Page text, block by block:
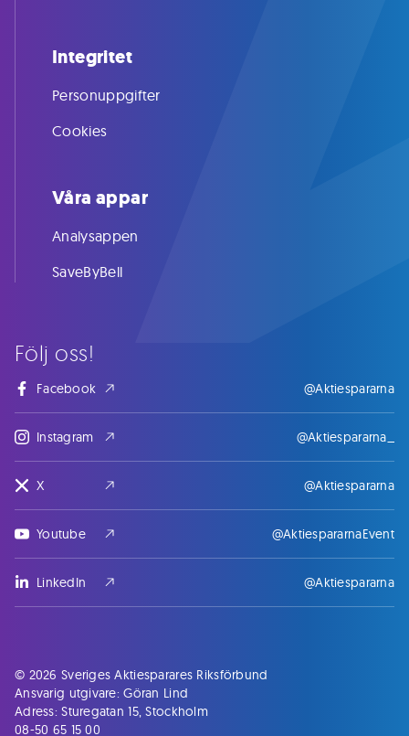
Följ oss!
Facebook @Aktiespararna
Instagram @Aktiespararna_
X @Aktiespararna
Youtube @AktiespararnaEvent
LinkedIn @Aktiespararna
Integritet
Personuppgifter
Cookies
Våra appar
Analysappen
SaveByBell
© 2026 Sveriges Aktiesparares Riksförbund
Ansvarig utgivare: Göran Lind
Adress: Sturegatan 15, Stockholm
08-50 65 15 00